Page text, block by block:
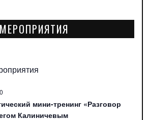
МЕРОПРИЯТИЯ
мини-тренинг «Разговор
Калиничевым